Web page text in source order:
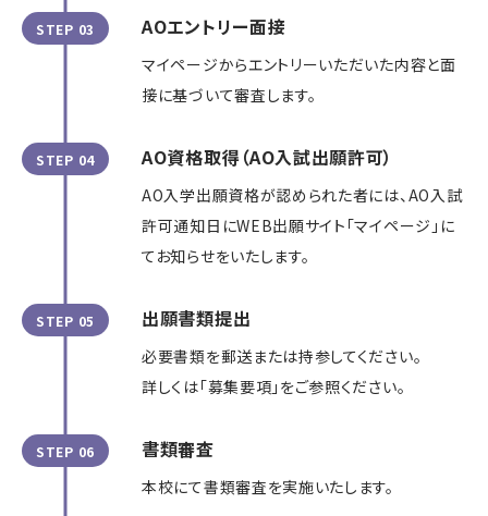
STEP 03 AOエントリー面接
マイページからエントリーいただいた内容と面
接に基づいて審査します。
STEP 04 AO資格取得（AO入試出願許可）
AO入学出願資格が認められた者には、AO入試
許可通知日にWEB出願サイト「マイページ」に
てお知らせをいたします。
STEP 05 出願書類提出
必要書類を郵送または持参してください。
詳しくは「募集要項」をご参照ください。
STEP 06 書類審査
本校にて書類審査を実施いたします。